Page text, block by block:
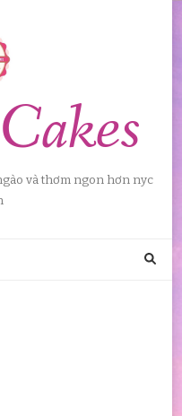
và thơm ngon hơn nyc